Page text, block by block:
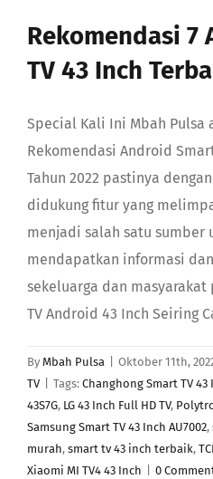
Search
Rekomendasi 7
TV 43 Inch
Special Kali Ini Mbah Pulsa
Rekomendasi Android
Tahun 2022 pastinya
didukung fitur yang
menjadi salah satu sumber
mendapatkan informasi
sekeluarga dan
TV Android 43 Inch Seiring
By Mbah Pulsa Oktober 11th,
TV
Tags: Changhong Smart TV 43
43S7G, LG 43 Inch Full HD TV,
Samsung Smart TV 43 Inch AU7002,
murah, smart tv 43 inch terbaik,
Xiaomi MI TV4 43 Inch
0